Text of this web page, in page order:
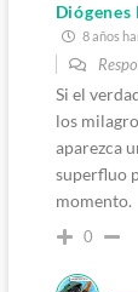
8 años
Si el
los
aparezca
superfluo
momento.
0